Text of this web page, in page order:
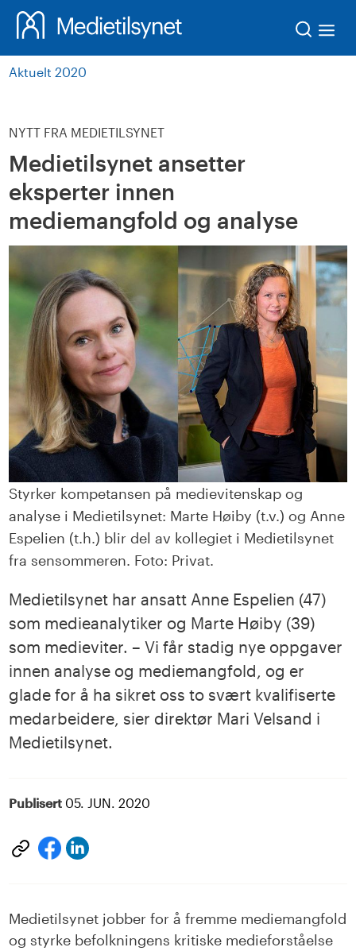
Aktuelt 2020
NYTT FRA MEDIETILSYNET
Medietilsynet ansetter
eksperter innen
mediemangfold og analyse
Styrker kompetansen på medievitenskap og
analyse i Medietilsynet: Marte Høiby (t.v.) og Anne
Espelien (t.h.) blir del av kollegiet i Medietilsynet
fra sensommeren. Foto: Privat.
Medietilsynet har ansatt Anne Espelien (47)
som medieanalytiker og Marte Høiby (39)
som medieviter. – Vi får stadig nye oppgaver
innen analyse og mediemangfold, og er
glade for å ha sikret oss to svært kvalifiserte
medarbeidere, sier direktør Mari Velsand i
Medietilsynet.
Publisert 05. JUN. 2020
Del Del
Medietilsynet jobber for å fremme mediemangfold
og styrke befolkningens kritiske medieforståelse